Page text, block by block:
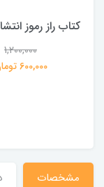
کتاب راز رموز
1,200,000
600,000 تومان
مشخصات